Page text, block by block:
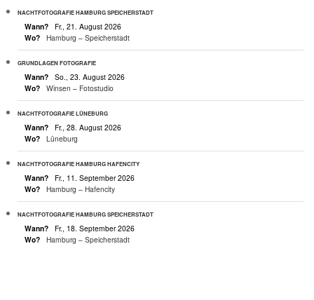
NACHTFOTOGRAFIE HAMBURG SPEICHERSTADT
Wann?
Fr., 21. August 2026
Wo?
Hamburg – Speicherstadt
GRUNDLAGEN FOTOGRAFIE
Wann?
So., 23. August 2026
Wo?
Winsen – Fotostudio
NACHTFOTOGRAFIE LÜNEBURG
Wann?
Fr., 28. August 2026
Wo?
Lüneburg
NACHTFOTOGRAFIE HAMBURG HAFENCITY
Wann?
Fr., 11. September 2026
Wo?
Hamburg – Hafencity
NACHTFOTOGRAFIE HAMBURG SPEICHERSTADT
Wann?
Fr., 18. September 2026
Wo?
Hamburg – Speicherstadt